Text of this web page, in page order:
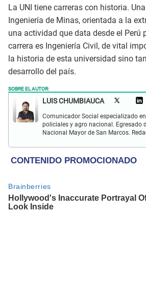
La UNI tiene carreras con historia.
Ingeniería de Minas, orientada a la
una actividad que data desde el Perú
carrera es Ingeniería Civil, de vital
la historia de esta universidad sino
desarrollo del país.
SOBRE EL AUTOR:
LUIS CHUMBIAUCA
Comunicador Social especializado
policiales y agro nacional. Egresado
Nacional Mayor de San Marcos.
Sociología, Historia, Matemáticas,
películas y series.